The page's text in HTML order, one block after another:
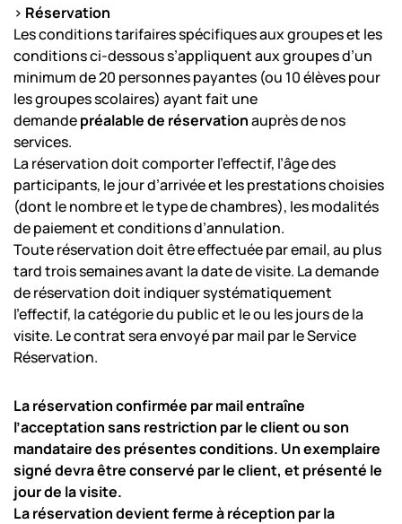
> Réservation
Les conditions tarifaires spécifiques aux groupes et les
conditions ci-dessous s’appliquent aux groupes d’un
minimum de 20 personnes payantes (ou 10 élèves pour
les groupes scolaires) ayant fait une
demandepréalable de réservationauprès de nos
services.
La réservation doit comporter l’effectif, l’âge des
participants, le jour d’arrivée et les prestations choisies
(dont le nombre et le type de chambres), les modalités
de paiement et conditions d’annulation.
Toute réservation doit être effectuée par email, au plus
tard trois semaines avant la date de visite. La demande
de réservation doit indiquer systématiquement
l’effectif, la catégorie du public et le ou les jours de la
visite. Le contrat sera envoyé par mail par le Service
Réservation.
La réservation confirmée par mail entraîne
l’acceptation sans restriction par le client ou son
mandatairedes présentes conditions. Un exemplaire
signé devra être conservé par le client, et présenté le
jour de lavisite.
La réservation devient ferme à réception par la